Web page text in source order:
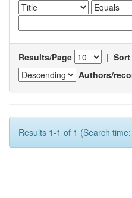
Results/Page |
Authors/
Results 1-1 of 1 (Search